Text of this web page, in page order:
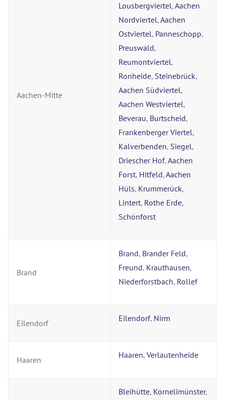
Aachen-Mitte
Lousbergviertel,Aachen
Nordviertel,Aachen
Ostviertel, Panneschopp,
Preuswald,
Reumontviertel,
Ronheide, Steinebrück,
Aachen Südviertel,
Aachen Westviertel,
Beverau, Burtscheid,
Frankenberger Viertel,
Kalverbenden, Siegel,
Driescher Hof,Aachen
Forst, Hitfeld,Aachen
Hüls, Krummerück,
Lintert, Rothe Erde,
Schönforst
Brand
Brand, Brander Feld,
Freund, Krauthausen,
Niederforstbach, Rollef
Eilendorf Eilendorf, Nirm
Haaren Haaren, Verlautenheide
Bleihütte, Kornelimünster,